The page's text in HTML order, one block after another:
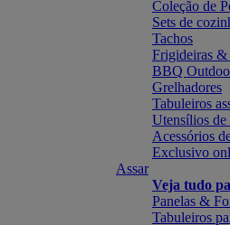
Coleção de
Sets de
Tachos
Frigideiras &
BBQ
Grelhadores
Tabuleiros
Utensílios de
Acessórios
Exclusivo
Assar
Veja tudo
Panelas &
Tabuleiros